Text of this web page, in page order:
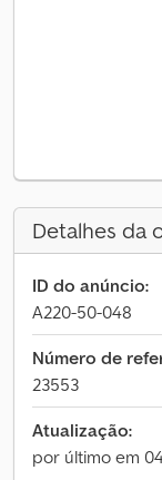
Detalhes da
ID do anúncio:
A220-50-048
Número de
23553
Atualização:
por último em